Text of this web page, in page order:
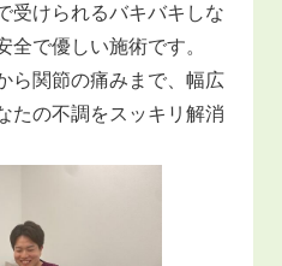
受けられるバキバキしな
全で優しい施術です。
ら関節の痛みまで、幅広
たの不調をスッキリ解消